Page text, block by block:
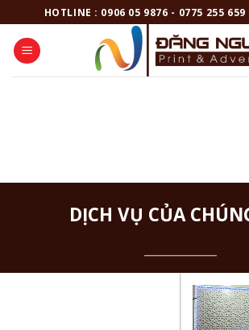
to
content
HOTLINE : 0906 05 9876 - 0775 255
DỊCH VỤ CỦA